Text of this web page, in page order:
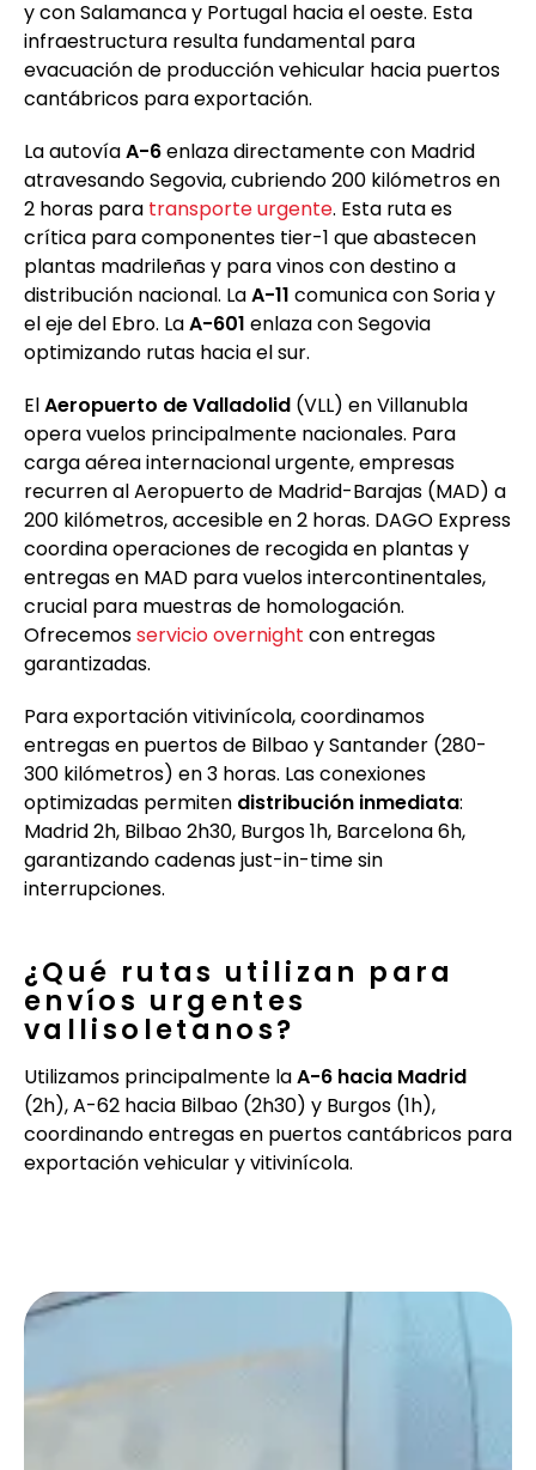
y con Salamanca y Portugal hacia el oeste. Esta
infraestructura resulta fundamental para
evacuación de producción vehicular hacia puertos
cantábricos para exportación.
La autovíaA-6enlaza directamente con Madrid
atravesando Segovia, cubriendo 200 kilómetros en
2 horas para transporte urgente. Esta ruta es
crítica para componentes tier-1 que abastecen
plantas madrileñas y para vinos con destino a
distribución nacional. LaA-11 comunica con Soria y
el eje del Ebro. LaA-601 enlaza con Segovia
optimizando rutas hacia el sur.
ElAeropuerto de Valladolid (VLL) en Villanubla
opera vuelos principalmente nacionales. Para
carga aérea internacional urgente, empresas
recurren al Aeropuerto de Madrid-Barajas (MAD) a
200 kilómetros, accesible en 2 horas. DAGO Express
coordina operaciones de recogida en plantas y
entregas en MAD para vuelos intercontinentales,
crucial para muestras de homologación.
Ofrecemosservicio overnight con entregas
garantizadas.
Para exportación vitivinícola, coordinamos
entregas en puertos de Bilbao y Santander (280-
300 kilómetros) en 3 horas. Las conexiones
optimizadas permiten distribución inmediata:
Madrid 2h, Bilbao 2h30, Burgos 1h, Barcelona 6h,
garantizando cadenas just-in-time sin
interrupciones.
¿Qué rutas utilizan para
envíos urgentes
vallisoletanos?
Utilizamos principalmente laA-6 hacia Madrid
(2h), A-62 hacia Bilbao (2h30) y Burgos (1h),
coordinando entregas en puertos cantábricos para
exportación vehicular y vitivinícola.